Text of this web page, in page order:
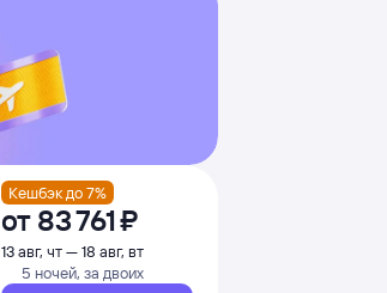
Кешбэк до 7%
от 83 ⁠761 ⁠₽
13 авг, чт — 18 авг, вт
5 ночей, за двоих